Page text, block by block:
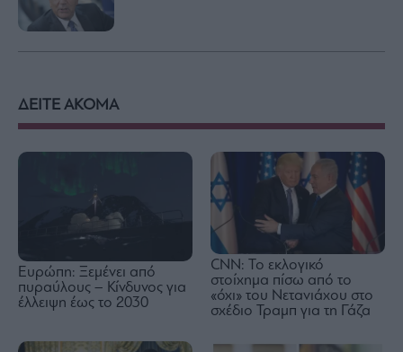
ΔΕΙΤΕ ΑΚΟΜΑ
Ευρώπη: Ξεμένει από
πυραύλους – Κίνδυνος για
έλλειψη έως το 2030
CNN: Το εκλογικό
στοίχημα πίσω από το
«όχι» του Νετανιάχου στο
σχέδιο Τραμπ για τη Γάζα